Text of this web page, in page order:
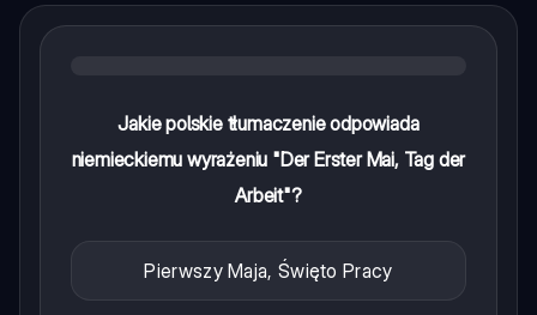
Jakie polskie tłumaczenie odpowiada
niemieckiemu wyrażeniu "Der Erster Mai, Tag der
Arbeit"?
Pierwszy Maja, Święto Pracy